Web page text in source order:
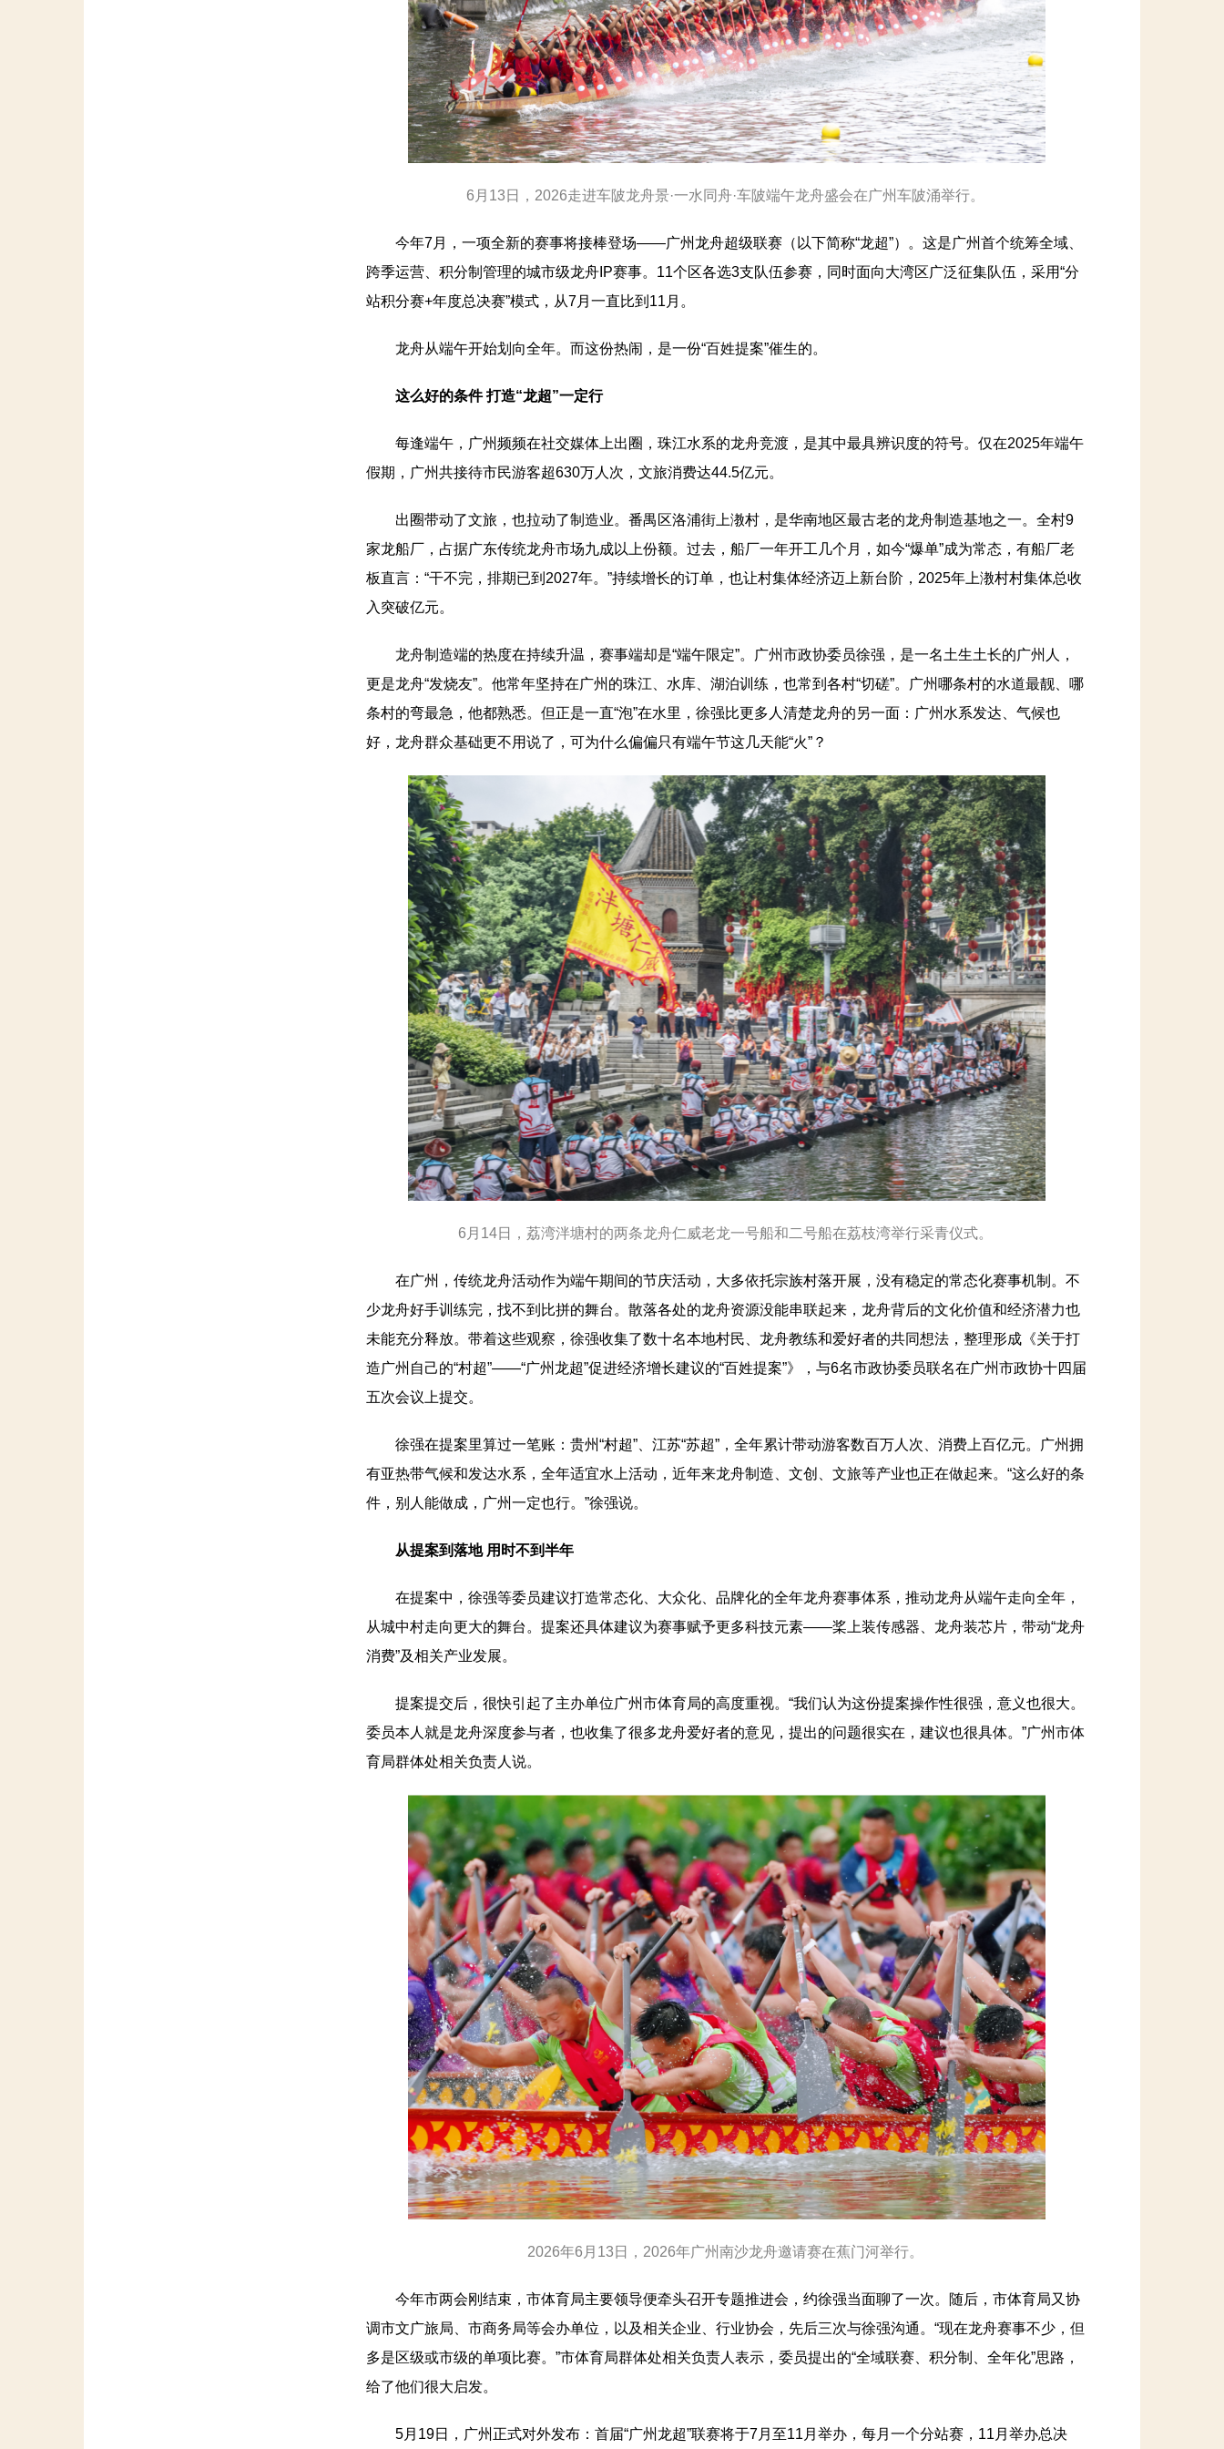
6月13日，2026走进车陂龙舟景·一水同舟·车陂端午龙舟盛会在广州车陂涌举行。
今年7月，一项全新的赛事将接棒登场——广州龙舟超级联赛（以下简称“龙超”）。这是广州首个统筹全域、
跨季运营、积分制管理的城市级龙舟IP赛事。11个区各选3支队伍参赛，同时面向大湾区广泛征集队伍，采用“分
站积分赛+年度总决赛”模式，从7月一直比到11月。
龙舟从端午开始划向全年。而这份热闹，是一份“百姓提案”催生的。
这么好的条件 打造“龙超”一定行
每逢端午，广州频频在社交媒体上出圈，珠江水系的龙舟竞渡，是其中最具辨识度的符号。仅在2025年端午
假期，广州共接待市民游客超630万人次，文旅消费达44.5亿元。
出圈带动了文旅，也拉动了制造业。番禺区洛浦街上漖村，是华南地区最古老的龙舟制造基地之一。全村9
家龙船厂，占据广东传统龙舟市场九成以上份额。过去，船厂一年开工几个月，如今“爆单”成为常态，有船厂老
板直言：“干不完，排期已到2027年。”持续增长的订单，也让村集体经济迈上新台阶，2025年上漖村村集体总收
入突破亿元。
龙舟制造端的热度在持续升温，赛事端却是“端午限定”。广州市政协委员徐强，是一名土生土长的广州人，
更是龙舟“发烧友”。他常年坚持在广州的珠江、水库、湖泊训练，也常到各村“切磋”。广州哪条村的水道最靓、哪
条村的弯最急，他都熟悉。但正是一直“泡”在水里，徐强比更多人清楚龙舟的另一面：广州水系发达、气候也
好，龙舟群众基础更不用说了，可为什么偏偏只有端午节这几天能“火”？
6月14日，荔湾泮塘村的两条龙舟仁威老龙一号船和二号船在荔枝湾举行采青仪式。
在广州，传统龙舟活动作为端午期间的节庆活动，大多依托宗族村落开展，没有稳定的常态化赛事机制。不
少龙舟好手训练完，找不到比拼的舞台。散落各处的龙舟资源没能串联起来，龙舟背后的文化价值和经济潜力也
未能充分释放。带着这些观察，徐强收集了数十名本地村民、龙舟教练和爱好者的共同想法，整理形成《关于打
造广州自己的“村超”——“广州龙超”促进经济增长建议的“百姓提案”》，与6名市政协委员联名在广州市政协十四届
五次会议上提交。
徐强在提案里算过一笔账：贵州“村超”、江苏“苏超”，全年累计带动游客数百万人次、消费上百亿元。广州拥
有亚热带气候和发达水系，全年适宜水上活动，近年来龙舟制造、文创、文旅等产业也正在做起来。“这么好的条
件，别人能做成，广州一定也行。”徐强说。
从提案到落地 用时不到半年
在提案中，徐强等委员建议打造常态化、大众化、品牌化的全年龙舟赛事体系，推动龙舟从端午走向全年，
从城中村走向更大的舞台。提案还具体建议为赛事赋予更多科技元素——桨上装传感器、龙舟装芯片，带动“龙舟
消费”及相关产业发展。
提案提交后，很快引起了主办单位广州市体育局的高度重视。“我们认为这份提案操作性很强，意义也很大。
委员本人就是龙舟深度参与者，也收集了很多龙舟爱好者的意见，提出的问题很实在，建议也很具体。”广州市体
育局群体处相关负责人说。
2026年6月13日，2026年广州南沙龙舟邀请赛在蕉门河举行。
今年市两会刚结束，市体育局主要领导便牵头召开专题推进会，约徐强当面聊了一次。随后，市体育局又协
调市文广旅局、市商务局等会办单位，以及相关企业、行业协会，先后三次与徐强沟通。“现在龙舟赛事不少，但
多是区级或市级的单项比赛。”市体育局群体处相关负责人表示，委员提出的“全域联赛、积分制、全年化”思路，
给了他们很大启发。
5月19日，广州正式对外发布：首届“广州龙超”联赛将于7月至11月举办，每月一个分站赛，11月举办总决